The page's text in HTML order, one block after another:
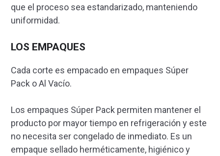
que el proceso sea estandarizado, manteniendo
uniformidad.
LOS EMPAQUES
Cada corte es empacado en empaques Súper
Pack o Al Vacío.
Los empaques Súper Pack permiten mantener el
producto por mayor tiempo en refrigeración y este
no necesita ser congelado de inmediato. Es un
empaque sellado herméticamente, higiénico y